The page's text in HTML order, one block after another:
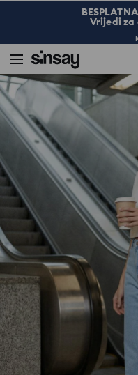
Vrijedi za
Sinsay Žena Pamučna